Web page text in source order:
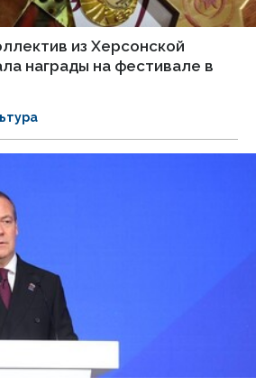
из Херсонской
награды на фестивале в